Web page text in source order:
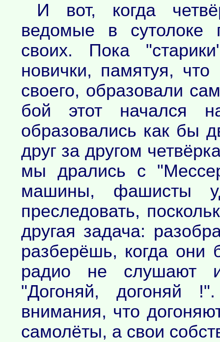
И вот, когда
ведомые в сутолоке
своих. Пока
новички, памятуя,
своего, образовали
бой этот начался
образовались как бы
друг за другом
мы дрались с
машины, фашисты
преследовать,
другая задача:
разберёшь, когда они
радио не слушают
"Догоняй, догоняй
внимания, что
самолёты, а свои